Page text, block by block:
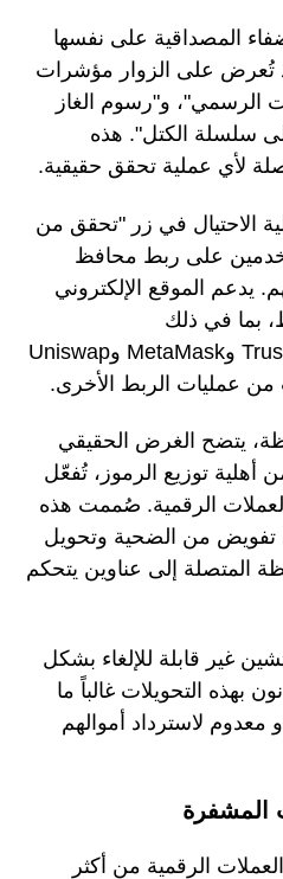
المصداقية على نفسها
تُعرض على الزوار مؤشرات
الرسمي"، و"رسوم الغاز
سلسلة الكتل". هذه
لأي عملية تحقق حقيقية.
الاحتيال في زر "تحقق من
على ربط محافظ
يدعم الموقع الإلكتروني
بما في ذلك
WalletConnect وTrust Wallet وMetaMask وUniswap
يتضح الغرض الحقيقي
أهلية توزيع الرموز، تُفعّل
الرقمية. صُممت هذه
تفويض من الضحية وتحويل
المتصلة إلى عناوين يتحكم
غير قابلة للإلغاء بشكل
بهذه التحويلات غالباً ما
معدوم لاسترداد أموالهم
المشفرة
الرقمية من أكثر